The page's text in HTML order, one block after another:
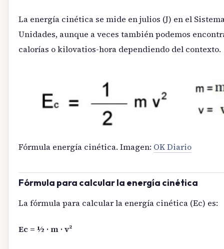
La energía cinética se mide en julios (J) en el
Unidades, aunque a veces también podemos
calorías o kilovatios-hora dependiendo del contexto.
Fórmula energía cinética. Imagen: OK Diario
Fórmula para calcular la energía cinética
La fórmula para calcular la energía cinética (Ec) es:
Ec = ½ · m · v²